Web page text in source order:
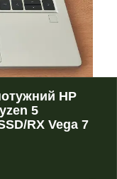
HP
5
RX Vega 7